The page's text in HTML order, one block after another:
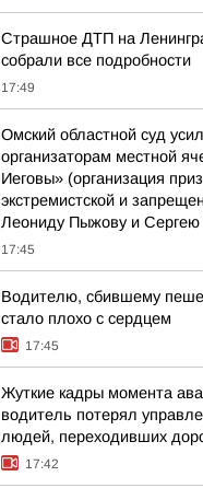
Страшное ДТП на
собрали все подробности
17:49
Омский областной суд
организаторам местной
Иеговы» (организация
экстремистской и
Леониду Пыжову и Сергею
17:45
Водителю, сбившему
стало плохо с сердцем
17:45
Жуткие кадры момента
водитель потерял
людей, переходивших
17:42